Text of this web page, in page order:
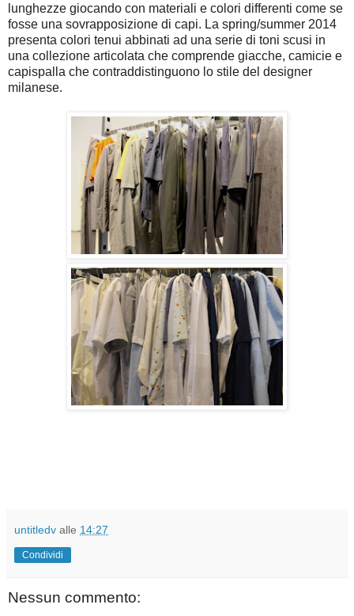
lunghezze giocando con materiali e colori differenti come se
fosse una sovrapposizione di capi. La spring/summer 2014
presenta colori tenui abbinati ad una serie di toni scusi in
una collezione articolata che comprende giacche, camicie e
capispalla che contraddistinguono lo stile del designer
milanese.
untitledv alle 14:27
Condividi
Nessun commento: